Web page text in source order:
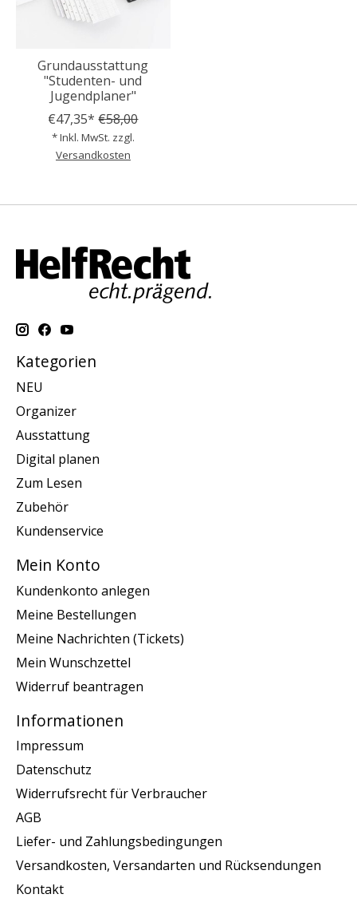
Grundausstattung
"Studenten- und
Jugendplaner"
€47,35* €58,00
* Inkl. MwSt. zzgl.
Versandkosten
Kategorien
NEU
Organizer
Ausstattung
Digital planen
Zum Lesen
Zubehör
Kundenservice
Mein Konto
Kundenkonto anlegen
Meine Bestellungen
Meine Nachrichten (Tickets)
Mein Wunschzettel
Widerruf beantragen
Informationen
Impressum
Datenschutz
Widerrufsrecht für Verbraucher
AGB
Liefer- und Zahlungsbedingungen
Versandkosten, Versandarten und Rücksendungen
Kontakt